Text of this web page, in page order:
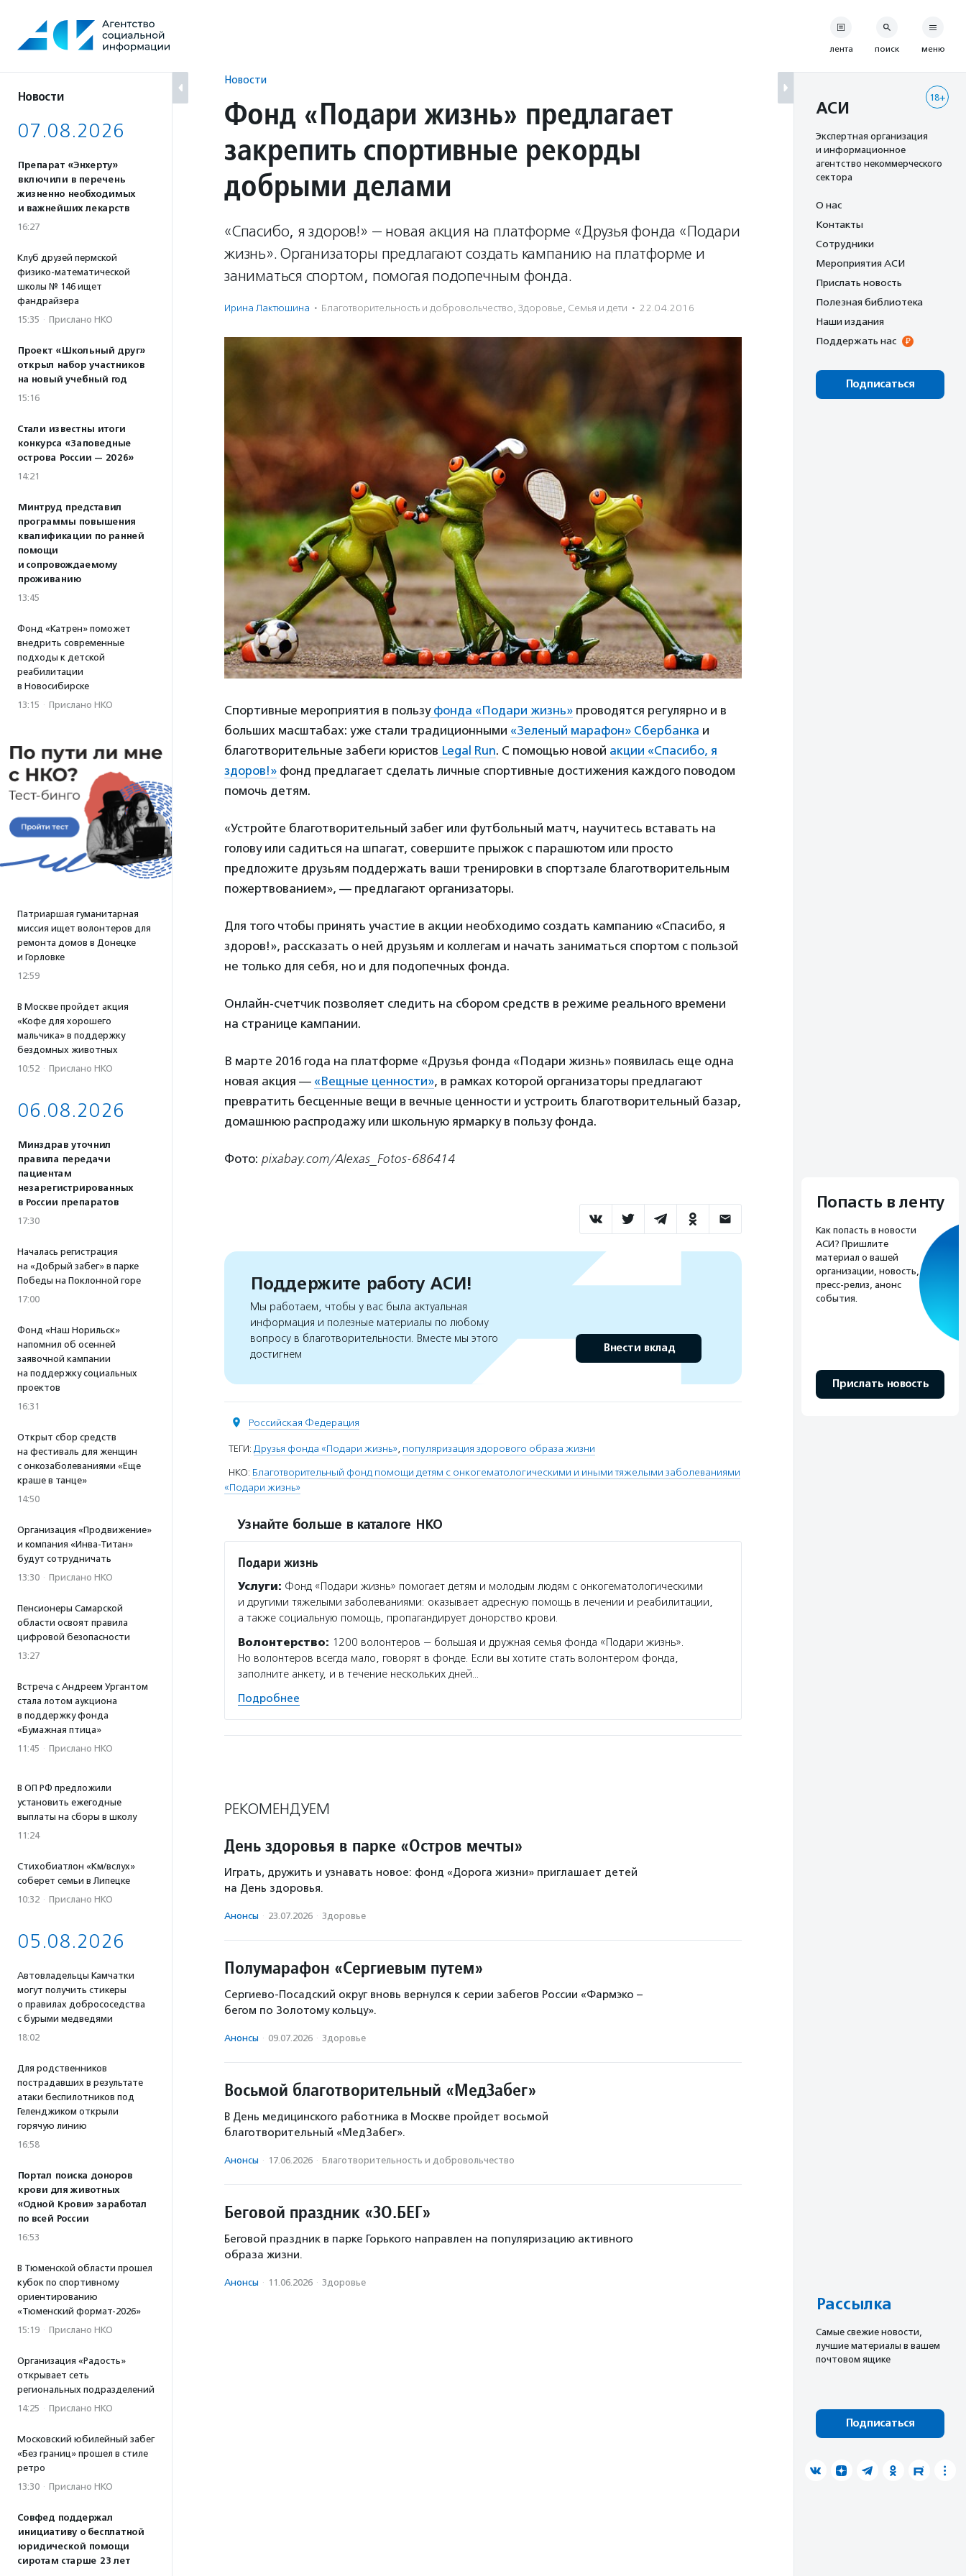
содержанию
Новости
07.08.2026
Препарат «Энхерту»
включили в перечень
жизненно необходимых
и важнейших лекарств
16:27
Клуб друзей пермской
физико-математической
школы № 146 ищет
фандрайзера
15:35 · Прислано НКО
Проект «Школьный друг»
открыл набор участников
на новый учебный год
15:16
Стали известны итоги
конкурса «Заповедные
острова России — 2026»
14:21
Минтруд представил
программы повышения
квалификации по ранней
помощи
и сопровождаемому
проживанию
13:45
Фонд «Катрен» поможет
внедрить современные
подходы к детской
реабилитации
в Новосибирске
13:15 · Прислано НКО
Патриаршая гуманитарная
миссия ищет волонтеров для
ремонта домов в Донецке
и Горловке
12:59
В Москве пройдет акция
«Кофе для хорошего
мальчика» в поддержку
бездомных животных
10:52 · Прислано НКО
06.08.2026
Минздрав уточнил
правила передачи
пациентам
незарегистрированных
в России препаратов
17:30
Началась регистрация
на «Добрый забег» в парке
Победы на Поклонной горе
17:00
Фонд «Наш Норильск»
напомнил об осенней
заявочной кампании
на поддержку социальных
проектов
16:31
Открыт сбор средств
на фестиваль для женщин
с онкозаболеваниями «Еще
краше в танце»
14:50
Организация «Продвижение»
и компания «Инва-Титан»
будут сотрудничать
13:30 · Прислано НКО
Пенсионеры Самарской
области освоят правила
цифровой безопасности
13:27
Встреча с Андреем Ургантом
стала лотом аукциона
в поддержку фонда
«Бумажная птица»
11:45 · Прислано НКО
В ОП РФ предложили
установить ежегодные
выплаты на сборы в школу
11:24
Стихобиатлон «Км/вслух»
соберет семьи в Липецке
10:32 · Прислано НКО
05.08.2026
Автовладельцы Камчатки
могут получить стикеры
о правилах добрососедства
с бурыми медведями
18:02
Для родственников
пострадавших в результате
атаки беспилотников под
Геленджиком открыли
горячую линию
16:58
Портал поиска доноров
крови для животных
«Одной Крови» заработал
по всей России
16:53
В Тюменской области прошел
кубок по спортивному
ориентированию
«Тюменский формат-2026»
15:19 · Прислано НКО
Организация «Радость»
открывает сеть
региональных подразделений
14:25 · Прислано НКО
Московский юбилейный забег
«Без границ» прошел в стиле
ретро
13:30 · Прислано НКО
Совфед поддержал
инициативу о бесплатной
юридической помощи
сиротам старше 23 лет
Новости
Фонд «Подари жизнь» предлагает
закрепить спортивные рекорды
добрыми делами
«Спасибо, я здоров!» — новая акция на платформе «Друзья фонда «Подари
жизнь». Организаторы предлагают создать кампанию на платформе и
заниматься спортом, помогая подопечным фонда.
Ирина Лактюшина · Благотвори­тель­ность и доброволь­чест­во, Здоровье, Семья и дети · 22.04.2016
Спортивные мероприятия в пользуфонда «Подари жизнь» проводятся регулярно и в
больших масштабах: уже стали традиционными «Зеленый марафон» Сбербанка и
благотворительные забеги юристов Legal Run. С помощью новой акции «Спасибо, я
здоров!» фонд предлагает сделать личные спортивные достижения каждого поводом
помочь детям.
«Устройте благотворительный забег или футбольный матч, научитесь вставать на
голову или садиться на шпагат, совершите прыжок с парашютом или просто
предложите друзьям поддержать ваши тренировки в спортзале благотворительным
пожертвованием», — предлагают организаторы.
Для того чтобы принять участие в акции необходимо создать кампанию «Спасибо, я
здоров!», рассказать о ней друзьям и коллегам и начать заниматься спортом с пользой
не только для себя, но и для подопечных фонда.
Онлайн-счетчик позволяет следить на сбором средств в режиме реального времени
на странице кампании.
В марте 2016 года на платформе «Друзья фонда «Подари жизнь» появилась еще одна
новая акция — «Вещные ценности», в рамках которой организаторы предлагают
превратить бесценные вещи в вечные ценности и устроить благотворительный базар,
домашнюю распродажу или школьную ярмарку в пользу фонда.
Фото: pixabay.com/Alexas_Fotos-686414
Поддержите работу АСИ!
Мы работаем, чтобы у вас была актуальная
информация и полезные материалы по любому
вопросу в благотворительности. Вместе мы этого
достигнем
Внести вклад
Российская Федерация
ТЕГИ: Друзья фонда «Подари жизнь», популяризация здорового образа жизни
НКО: Благотворительный фонд помощи детям с онкогематологическими и иными тяжелыми заболеваниями
«Подари жизнь»
Узнайте больше в каталоге НКО
Подари жизнь
Услуги: Фонд «Подари жизнь» помогает детям и молодым людям с онкогематологическими
и другими тяжелыми заболеваниями: оказывает адресную помощь в лечении и реабилитации,
а также социальную помощь, пропагандирует донорство крови.
Волонтерство: 1200 волонтеров — большая и дружная семья фонда «Подари жизнь».
Но волонтеров всегда мало, говорят в фонде. Если вы хотите стать волонтером фонда,
заполните анкету, и в течение нескольких дней…
Подробнее
РЕКОМЕНДУЕМ
День здоровья в парке «Остров мечты»
Играть, дружить и узнавать новое: фонд «Дорога жизни» приглашает детей
на День здоровья.
Анонсы · 23.07.2026 · Здоровье
Полумарафон «Сергиевым путем»
Сергиево-Посадский округ вновь вернулся к серии забегов России «Фармэко –
бегом по Золотому кольцу».
Анонсы · 09.07.2026 · Здоровье
Восьмой благотворительный «МедЗабег»
В День медицинского работника в Москве пройдет восьмой
благотворительный «МедЗабег».
Анонсы · 17.06.2026 · Благотвори­тель­ность и доброволь­чест­во
Беговой праздник «ЗО.БЕГ»
Беговой праздник в парке Горького направлен на популяризацию активного
образа жизни.
Анонсы · 11.06.2026 · Здоровье
лента поиск меню
18+
АСИ
Экспертная организация
и информационное
агентство некоммерческого
сектора
О нас
Контакты
Сотрудники
Мероприятия АСИ
Прислать новость
Полезная библиотека
Наши издания
Поддержать нас
Подписаться
Попасть в ленту
Как попасть в новости
АСИ? Пришлите
материал о вашей
организации, новость,
пресс-релиз, анонс
события.
Прислать новость
Рассылка
Cамые свежие новости,
лучшие материалы в вашем
почтовом ящике
Подписаться